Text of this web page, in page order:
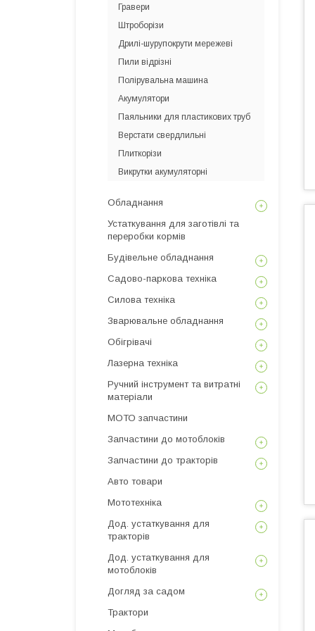
Гравери
Штроборізи
Дрилі-шурупокрути мережеві
Пили відрізні
Полірувальна машина
Акумулятори
Паяльники для пластикових труб
Верстати свердлильні
Плиткорізи
Викрутки акумуляторні
Обладнання
Устаткування для заготівлі та
переробки кормів
Будівельне обладнання
Садово-паркова техніка
Силова техніка
Зварювальне обладнання
Обігрівачі
Лазерна техніка
Ручний інструмент та витратні
матеріали
МОТО запчастини
Запчастини до мотоблоків
Запчастини до тракторів
Авто товари
Мототехніка
Дод. устаткування для
тракторів
Дод. устаткування для
мотоблоків
Догляд за садом
Трактори